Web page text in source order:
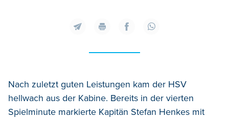
Nach zuletzt guten Leistungen kam der HSV
hellwach aus der Kabine. Bereits in der vierten
Spielminute markierte Kapitän Stefan Henkes mit